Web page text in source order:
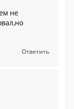
не
Ответить